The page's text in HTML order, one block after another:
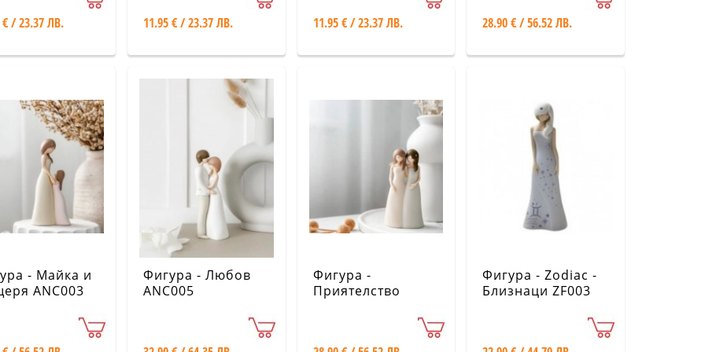
€ / 23.37 ЛВ. 11.95 € / 23.37 ЛВ. 11.95 € / 23.37 ЛВ. 28.90 € / 56.52 ЛВ.
- Майка и
ANC003
Фигура - Любов
ANC005
Фигура -
Приятелство
Фигура - Zodiac -
Близнаци ZF003